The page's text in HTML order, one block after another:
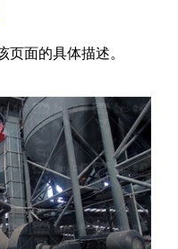
页面的具体描述。